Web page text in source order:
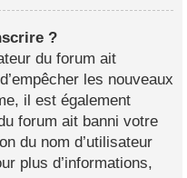
?
du forum ait
les nouveaux
il est également
forum ait banni votre
du nom d’utilisateur
plus d’informations,